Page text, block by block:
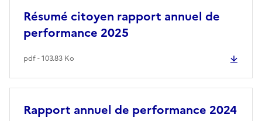
Résumé citoyen rapport annuel de
performance 2025
pdf - 103.83 Ko
Rapport annuel de performance 2024